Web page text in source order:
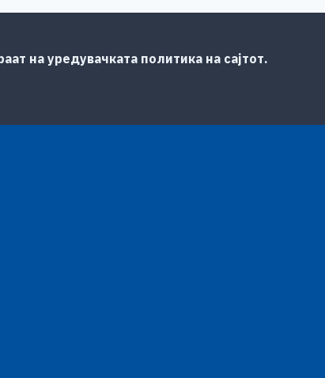
на уредувачката политика на сајтот.